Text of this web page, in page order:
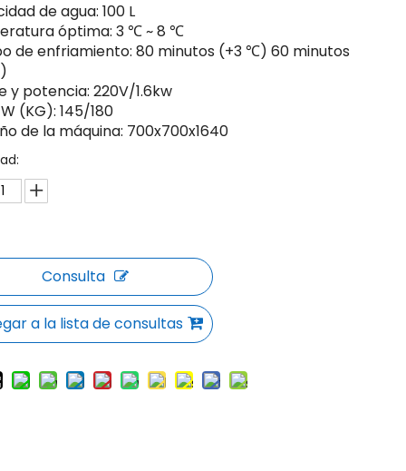
de agua: 100 L
óptima: 3 ℃ ~ 8 ℃
de enfriamiento: 80 minutos (+3 ℃) 60 minutos
y potencia: 220V/1.6kw
(KG): 145/180
de la máquina: 700x700x1640
Consulta
a la lista de consultas